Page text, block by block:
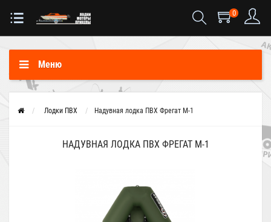
0
Меню
Лодки ПВХ Надувная лодка ПВХ Фрегат М-1
НАДУВНАЯ ЛОДКА ПВХ ФРЕГАТ М-1